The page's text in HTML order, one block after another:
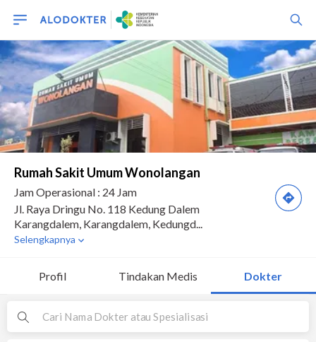
Profil Tindakan Medis Dokter